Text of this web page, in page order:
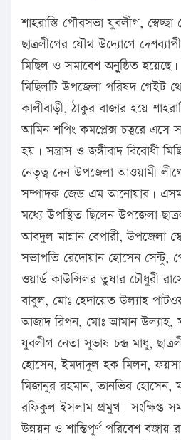
শাহরাস্তি পৌরসভা যুবলীগ,
ছাত্রলীগের যৌথ উদ্যোগে দেশব্যাপী
মিছিল ও সমাবেশ অনুূূষ্ঠিত
মিছিলটি উপজেলা পরিষদ গেইট
কালীবাড়ী, ঠাকুর বাজার হয়ে
আমিন শপিং কমপ্লেক্স চত্বরে এসে
হয়। সন্ত্রাস ও জঙ্গীবাদ বিরোধী
নেতৃত্ব দেন উপজেলা আওয়ামী
সম্পাদক জেড এম আনোয়ার।
মধ্যে উপস্থিত ছিলেন উপজেলা
আবদুল মান্নান বেপারী, উপজেলা
সভাপতি রেদোয়ান হোসেন সেন্টু,
ওয়ার্ড কাউন্সিলর তুষার চৌধুরী
বাবুল, মোঃ হেদায়েত উল্যাহ
আজাদ রিপন, মোঃ আমান উল্যাহ,
যুবলীগ নেতা সুভাষ চন্দ্র মাধু,
হোসেন, ইমদাদুল হক মিলন,
মিজানুর রহমান, তানভির হোসেন,
রফিকুল ইসলাম প্রমুখ। সংক্ষিপ্ত
উন্নয়ন ও শান্তিপূর্ণ পরিবেশ বজায়